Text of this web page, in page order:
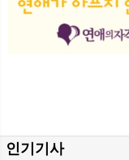
인기기사